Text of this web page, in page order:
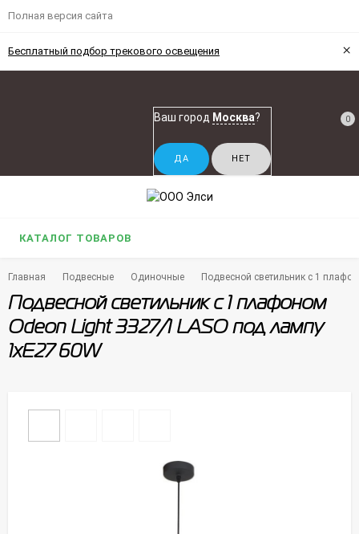
Полная версия сайта
Бесплатный подбор трекового освещения ×
Ваш город Москва? 0
КАТАЛОГ ТОВАРОВ
Главная Подвесные Одиночные Подвесной светильник с 1
Подвесной светильник с 1 плафоном
Odeon Light 3327/1 LASO под лампу
1xE27 60W